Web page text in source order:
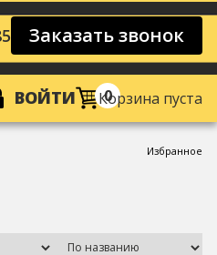
Заказать звонок
ВОЙТИ 0
Корзина пуста
Избранное